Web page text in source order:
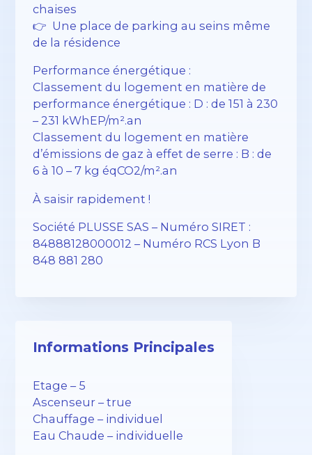
chaises
👉 Une place de parking au seins même
de la résidence
Performance énergétique :
Classement du logement en matière de
performance énergétique : D : de 151 à 230
– 231 kWhEP/m².an
Classement du logement en matière
d’émissions de gaz à effet de serre : B : de
6 à 10 – 7 kg éqCO2/m².an
À saisir rapidement !
Société PLUSSE SAS – ​​Numéro SIRET :
84888128000012 – Numéro RCS Lyon B
848 881 280
Informations Principales
Etage – 5
Ascenseur – true
Chauffage – individuel
Eau Chaude – individuelle